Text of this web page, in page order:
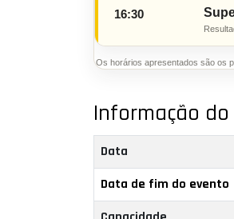
16:30
Os horários apresentados são os
Informação
Data
Data de fim do evento